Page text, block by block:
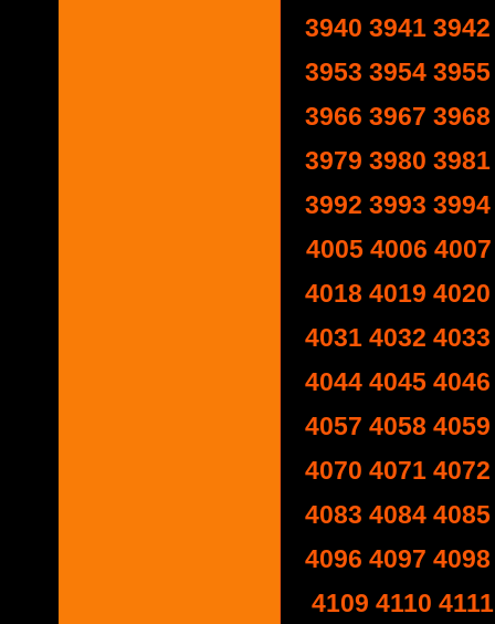
3940 3941 3942
3953 3954 3955
3966 3967 3968
3979 3980 3981
3992 3993 3994
4005 4006 4007
4018 4019 4020
4031 4032 4033
4044 4045 4046
4057 4058 4059
4070 4071 4072
4083 4084 4085
4096 4097 4098
4109 4110 4111